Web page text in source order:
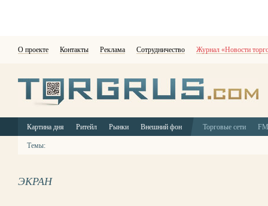
О проекте Контакты Реклама Сотрудничество Журнал «Новости
Картина дня Ритейл Рынки Внешний фон Торговые сети
Темы:
ЭКРАН